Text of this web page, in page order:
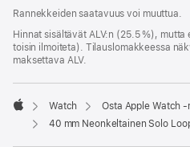
Rannekkeiden saatavuus voi muuttua.
Hinnat sisältävät ALV:n (25.5 %),
toisin ilmoiteta). Tilauslomakkeessa
maksettava ALV.
Apple
Watch
Osta Apple Watch
40 mm Neonkeltainen Solo